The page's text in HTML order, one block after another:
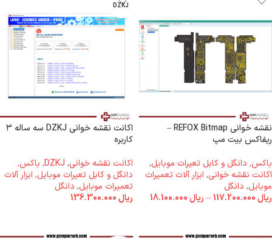
نقشه خوانی REFOX Bitmap –
ریفاکس بیت مپ
باکس٬ دانگل و کابل تعیرات موبایل
,
اکانت نقشه خوانی, ابزار آلات تعمیرات
موبایل, دانگل
ریال
– ریال
DZKJ
اکانت نقشه خوانی DZKJ سه ساله ۳
کاربره
اکانت نقشه خوانی,
DZKJ
,
باکس٬
دانگل و کابل تعیرات موبایل, ابزار آلات
تعمیرات موبایل, دانگل
ریال